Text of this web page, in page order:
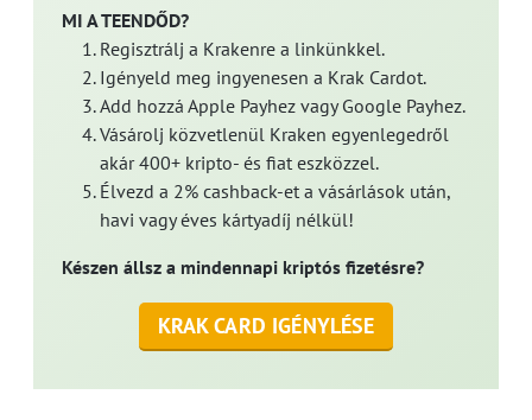
MI A TEENDŐD?
Regisztrálj a Krakenre a linkünkkel.
Igényeld meg ingyenesen a Krak Cardot.
Add hozzá Apple Payhez vagy Google Payhez.
Vásárolj közvetlenül Kraken egyenlegedről
akár 400+ kripto- és fiat eszközzel.
Élvezd a 2% cashback-et a vásárlások után,
havi vagy éves kártyadíj nélkül!
Készen állsz a mindennapi kriptós fizetésre?
KRAK CARD IGÉNYLÉSE